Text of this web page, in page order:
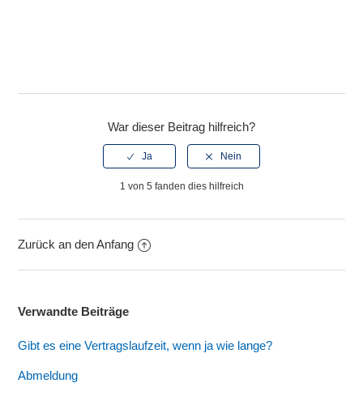
War dieser Beitrag hilfreich?
1 von 5 fanden dies hilfreich
Zurück an den Anfang
Verwandte Beiträge
Gibt es eine Vertragslaufzeit, wenn ja wie lange?
Abmeldung